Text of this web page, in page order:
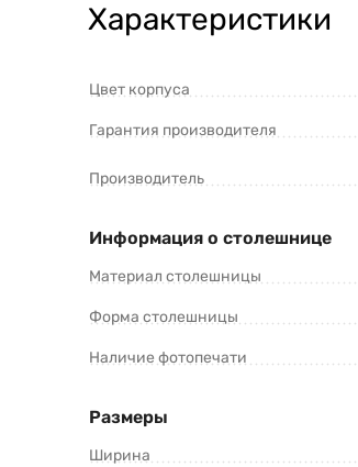
Характеристики
Цвет корпуса
Гарантия производителя
Производитель
Информация о столешнице
Материал столешницы
Форма столешницы
Наличие фотопечати
Размеры
Ширина